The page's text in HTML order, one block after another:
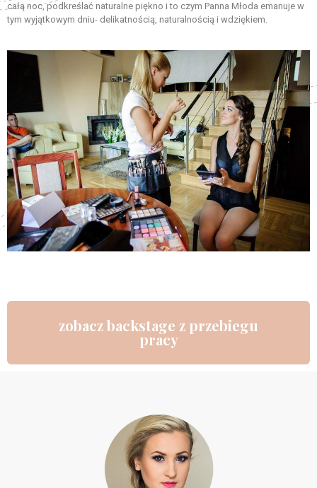
całą noc, podkreślać naturalne piękno i to czym Panna Młoda emanuje w
tym wyjątkowym dniu- delikatnością, naturalnością i wdziękiem.
zobacz backstage z przebiegu
pracy